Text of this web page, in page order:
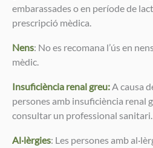
embarassades o en període de
prescripció mèdica.
Nens: No es recomana l’ús en
mèdic.
Insuficiència renal greu:A causa
persones amb insuficiència renal
consultar un professional sanitari.
Al·lèrgies: Les persones amb